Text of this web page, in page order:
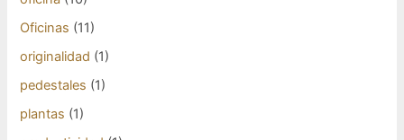
Oficinas (11)
originalidad (1)
pedestales (1)
plantas (1)